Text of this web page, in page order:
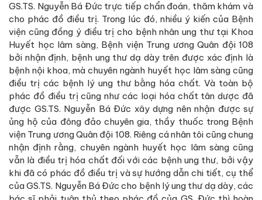
GS.TS. Nguyễn Bá Đức trực tiếp chẩn đoán, thăm khám và
cho phác đồ điều trị. Trong lúc đó, nhiều ý kiến của Bệnh
viện cũng đồng ý điều trị cho bệnh nhân ung thư tại Khoa
Huyết học lâm sàng, Bệnh viện Trung ương Quân đội 108
bởi nhận định, bệnh ung thư dạ dày trên được xác định là
bệnh nội khoa, mà chuyên ngành huyết học lâm sàng cũng
điều trị các bệnh lý ung thư bằng hóa chất. Và toàn bộ
phác đồ điều trị cũng như các loại hóa chất tân dược đã
được GS.TS. Nguyễn Bá Đức xây dựng nên nhận được sự
ủng hộ của đông đảo chuyên gia, thầy thuốc trong Bệnh
viện Trung ương Quân đội 108. Riêng cá nhân tôi cũng chung
nhận định rằng, chuyên ngành huyết học lâm sàng cũng
vẫn là điều trị hóa chất đối với các bệnh ung thư, bởi vậy
khi đã có phác đồ điều trị và sự hướng dẫn chi tiết, cụ thể
của GS.TS. Nguyễn Bá Đức cho bệnh lý ung thư dạ dày, các